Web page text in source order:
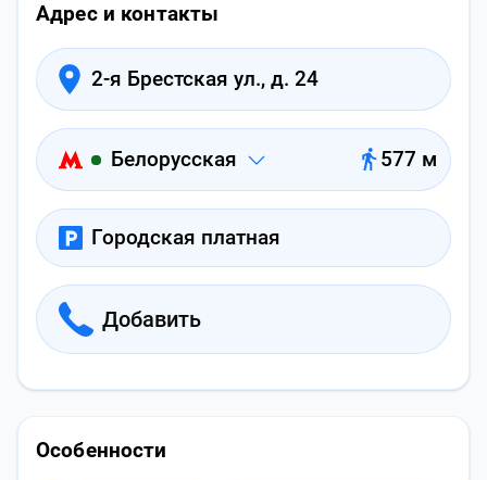
Адрес и контакты
2-я Брестская ул., д. 24
Белорусская 577 м
Городская платная
Добавить
Особенности